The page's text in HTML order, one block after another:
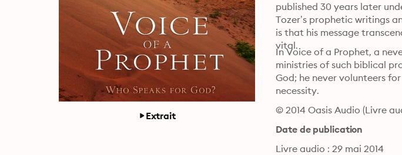
Extrait
published 30 years later
Tozer’s prophetic writings
is that his message
vital.
In Voice of a Prophet, a
ministries of such biblical
God; he never volunteers
necessity.
© 2014 Oasis Audio (Livre
Date de publication
Livre audio : 29 mai 2014